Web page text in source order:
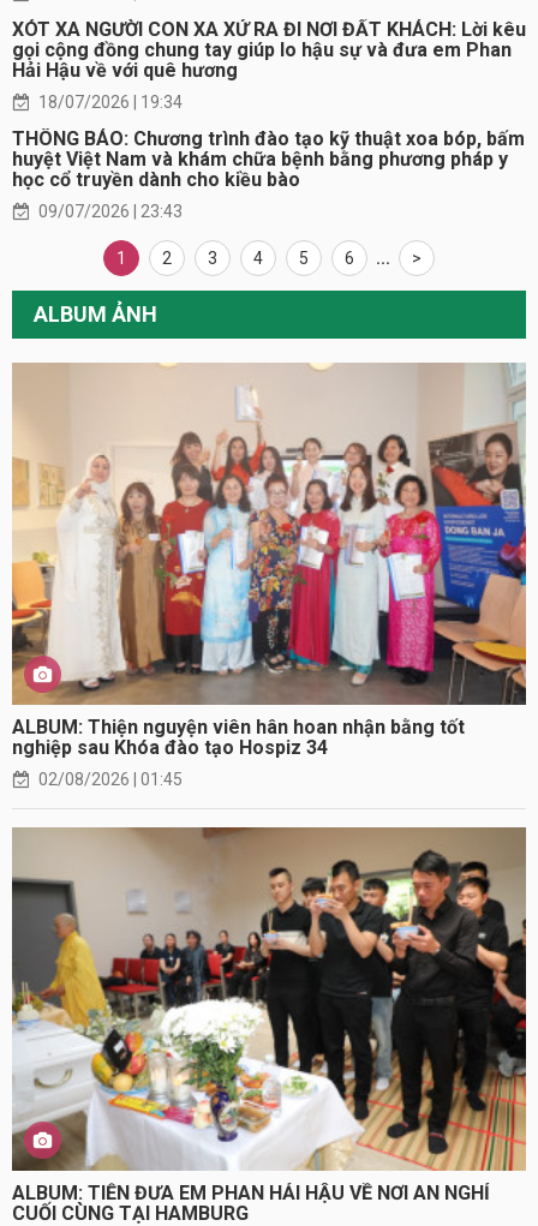
XÓT XA NGƯỜI CON XA XỨ RA ĐI NƠI ĐẤT KHÁCH: Lời kêu
gọi cộng đồng chung tay giúp lo hậu sự và đưa em Phan
Hải Hậu về với quê hương
18/07/2026 | 19:34
THÔNG BÁO: Chương trình đào tạo kỹ thuật xoa bóp, bấm
huyệt Việt Nam và khám chữa bệnh bằng phương pháp y
học cổ truyền dành cho kiều bào
09/07/2026 | 23:43
1 2 3 4 5 6 ... >
ALBUM ẢNH
ALBUM: Thiện nguyện viên hân hoan nhận bằng tốt
nghiệp sau Khóa đào tạo Hospiz 34
02/08/2026 | 01:45
ALBUM: TIỄN ĐƯA EM PHAN HẢI HẬU VỀ NƠI AN NGHỈ
CUỐI CÙNG TẠI HAMBURG